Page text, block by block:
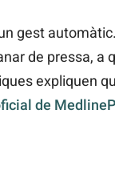
gest
de pressa, a
expliquen
de